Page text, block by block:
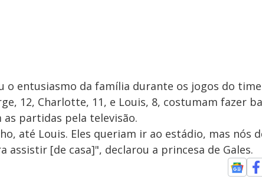
o entusiasmo da família durante os jogos do
12, Charlotte, 11, e Louis, 8, costumam fazer
partidas pela televisão.
até Louis. Eles queriam ir ao estádio, mas nós
assistir [de casa]", declarou a princesa de Gales.